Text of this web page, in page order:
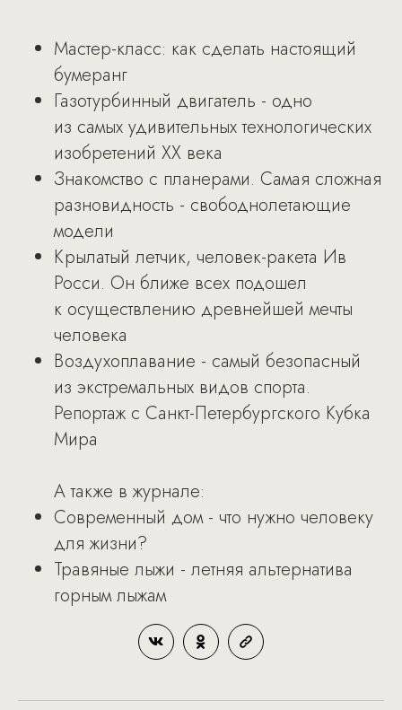
Мастер-класс: как сделать настоящий
бумеранг
Газотурбинный двигатель - одно
из самых удивительных технологических
изобретений XX века
Знакомство с планерами. Самая сложная
разновидность - свободнолетающие
модели
Крылатый летчик, человек-ракета Ив
Росси. Он ближе всех подошел
к осуществлению древнейшей мечты
человека
Воздухоплавание - самый безопасный
из экстремальных видов спорта.
Репортаж с Санкт-Петербургского Кубка
Мира
А также в журнале:
Современный дом - что нужно человеку
для жизни?
Травяные лыжи - летняя альтернатива
горным лыжам